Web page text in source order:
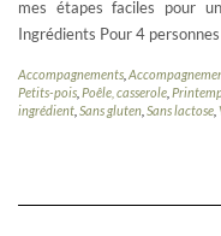
mes étapes faciles pour
Ingrédients Pour 4
Accompagnements
Petits-pois Poêle, casserole
ingrédient Sans gluten Sans lactose